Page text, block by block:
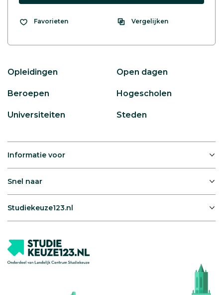
Favorieten Vergelijken
Opleidingen Open dagen
Beroepen Hogescholen
Universiteiten Steden
Informatie voor
Snel naar
Studiekeuze123.nl